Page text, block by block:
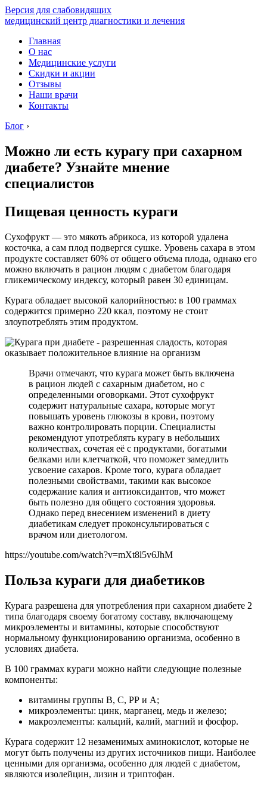
Версия для слабовидящих
медицинский центр диагностики и лечения
Главная
О нас
Медицинские услуги
Скидки и акции
Отзывы
Наши врачи
Контакты
Блог ›
Можно ли есть курагу при сахарном
диабете? Узнайте мнение
специалистов
Пищевая ценность кураги
Сухофрукт — это мякоть абрикоса, из которой удалена
косточка, а сам плод подвергся сушке. Уровень сахара в этом
продукте составляет 60% от общего объема плода, однако его
можно включать в рацион людям с диабетом благодаря
гликемическому индексу, который равен 30 единицам.
Курага обладает высокой калорийностью: в 100 граммах
содержится примерно 220 ккал, поэтому не стоит
злоупотреблять этим продуктом.
Врачи отмечают, что курага может быть включена
в рацион людей с сахарным диабетом, но с
определенными оговорками. Этот сухофрукт
содержит натуральные сахара, которые могут
повышать уровень глюкозы в крови, поэтому
важно контролировать порции. Специалисты
рекомендуют употреблять курагу в небольших
количествах, сочетая её с продуктами, богатыми
белками или клетчаткой, что поможет замедлить
усвоение сахаров. Кроме того, курага обладает
полезными свойствами, такими как высокое
содержание калия и антиоксидантов, что может
быть полезно для общего состояния здоровья.
Однако перед внесением изменений в диету
диабетикам следует проконсультироваться с
врачом или диетологом.
https://youtube.com/watch?v=mXt8l5v6JhM
Польза кураги для диабетиков
Курага разрешена для употребления при сахарном диабете 2
типа благодаря своему богатому составу, включающему
микроэлементы и витамины, которые способствуют
нормальному функционированию организма, особенно в
условиях диабета.
В 100 граммах кураги можно найти следующие полезные
компоненты:
витамины группы В, С, РР и А;
микроэлементы: цинк, марганец, медь и железо;
макроэлементы: кальций, калий, магний и фосфор.
Курага содержит 12 незаменимых аминокислот, которые не
могут быть получены из других источников пищи. Наиболее
ценными для организма, особенно для людей с диабетом,
являются изолейцин, лизин и триптофан.